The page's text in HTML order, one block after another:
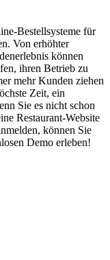
Bestellsysteme für
Von erhöhter
können
ihren Betrieb zu
mehr Kunden ziehen
Zeit, ein
Sie es nicht schon
Restaurant-Website
können Sie
Demo erleben!